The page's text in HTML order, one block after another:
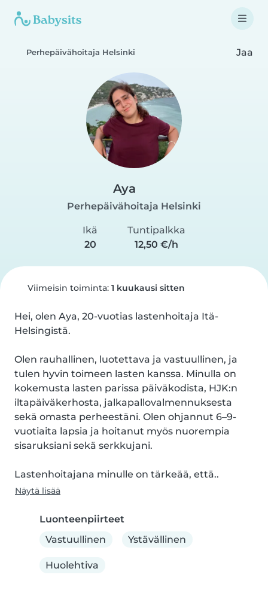
Perhepäivähoitaja Helsinki Jaa
Aya
Perhepäivähoitaja Helsinki
Ikä
20
Tuntipalkka
12,50 €/h
Viimeisin toiminta: 1 kuukausi sitten
Hei, olen Aya, 20-vuotias lastenhoitaja Itä-
Helsingistä.
Olen rauhallinen, luotettava ja vastuullinen, ja
tulen hyvin toimeen lasten kanssa. Minulla on
kokemusta lasten parissa päiväkodista, HJK:n
iltapäiväkerhosta, jalkapallovalmennuksesta
sekä omasta perheestäni. Olen ohjannut 6–9-
vuotiaita lapsia ja hoitanut myös nuorempia
sisaruksiani sekä serkkujani.
Lastenhoitajana minulle on tärkeää, että..
Näytä lisää
Luonteenpiirteet
Vastuullinen
Ystävällinen
Huolehtiva